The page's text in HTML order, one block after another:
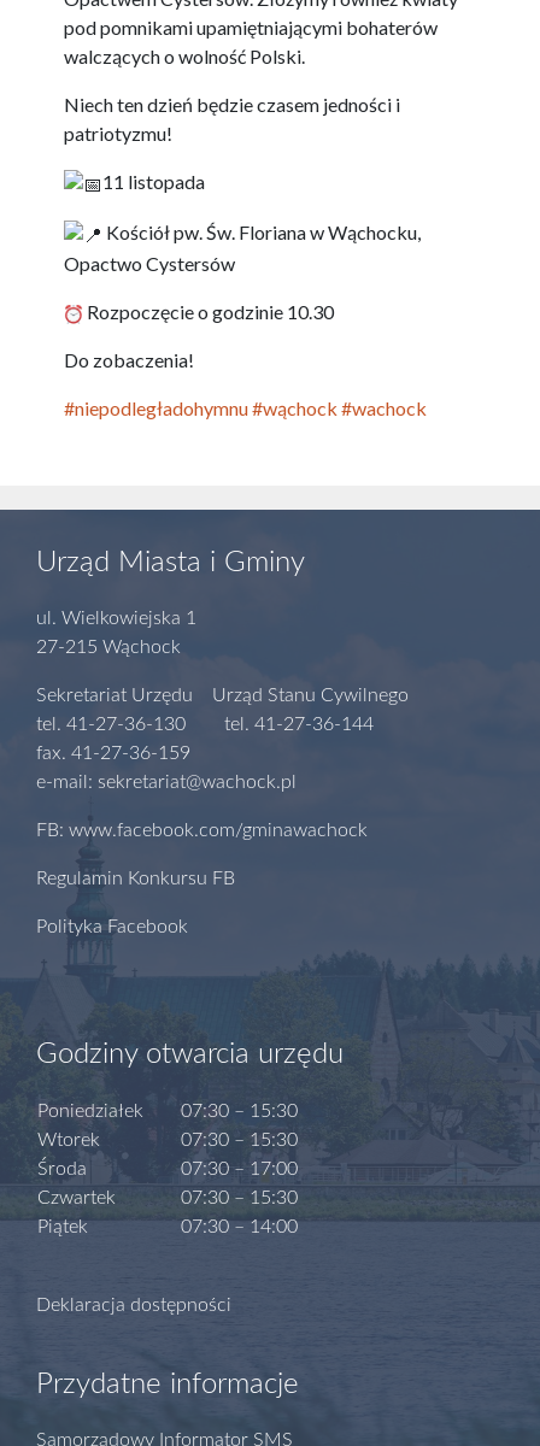
pod pomnikami upamiętniającymi bohaterów
walczących o wolność Polski.
Niech ten dzień będzie czasem jedności i
patriotyzmu!
11 listopada
Kościół pw. Św. Floriana w Wąchocku,
Opactwo Cystersów
Rozpoczęcie o godzinie 10.30
Do zobaczenia!
#niepodległadohymnu#wąchock #wachock
Urząd Miasta i Gminy
ul. Wielkowiejska 1
27-215 Wąchock
Sekretariat Urzędu Urząd Stanu Cywilnego
tel. 41-27-36-130 tel. 41-27-36-144
fax. 41-27-36-159
e-mail: sekretariat@wachock.pl
FB: www.facebook.com/gminawachock
Regulamin Konkursu FB
Polityka Facebook
Godziny otwarcia urzędu
Poniedziałek
Wtorek
Środa
Czwartek
Piątek
07:30 – 15:30
07:30 – 15:30
07:30 – 17:00
07:30 – 15:30
07:30 – 14:00
Deklaracja dostępności
Przydatne informacje
Samorządowy Informator SMS